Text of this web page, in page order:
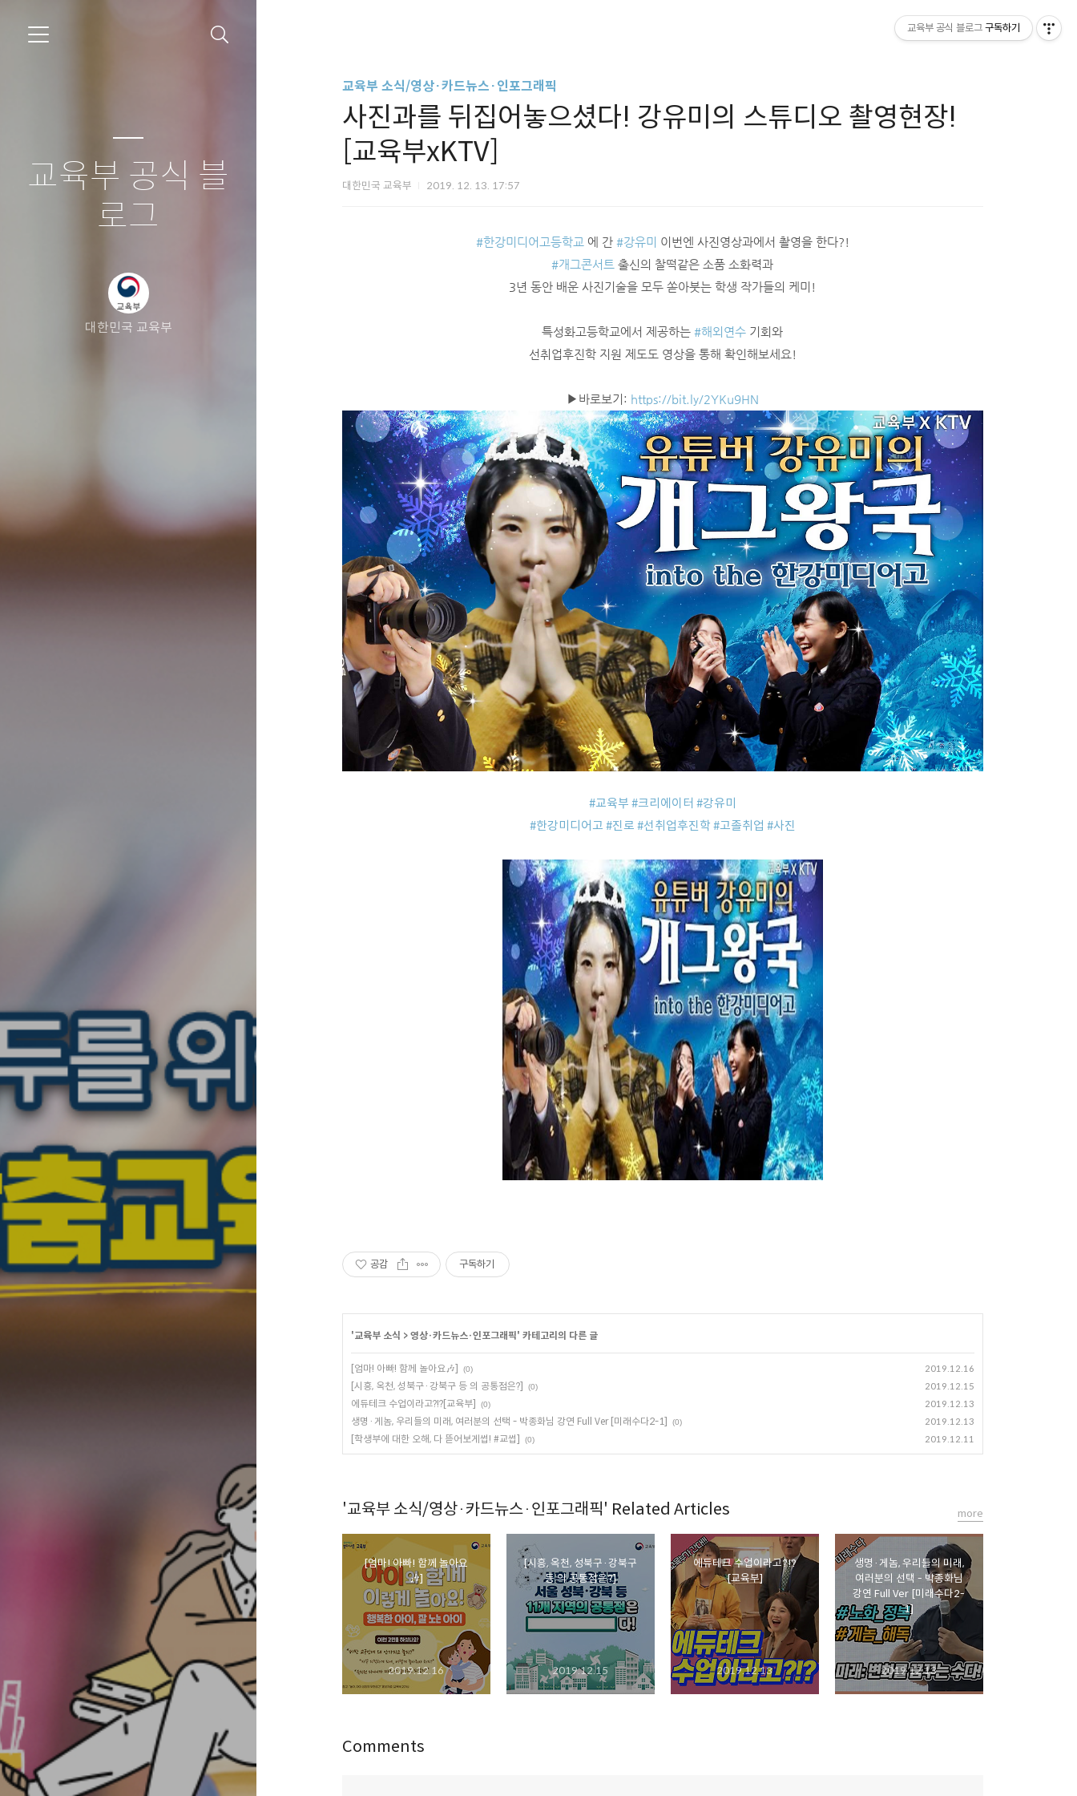
교육부 공식 블
로그
대한민국 교육부
교육부 소식/영상·카드뉴스·인포그래픽
사진과를 뒤집어놓으셨다! 강유미의 스튜디오 촬영현장!
[교육부xKTV]
대한민국 교육부 2019. 12. 13. 17:57
#한강미디어고등학교 에 간 #강유미 이번엔 사진영상과에서 촬영을 한다?!
#개그콘서트 출신의 찰떡같은 소품 소화력과
3년 동안 배운 사진기술을 모두 쏟아붓는 학생 작가들의 케미!
특성화고등학교에서 제공하는#해외연수 기회와
선취업후진학 지원 제도도 영상을 통해 확인해보세요!
▶바로보기: https://bit.ly/2YKu9HN
#교육부 #크리에이터 #강유미
#한강미디어고 #진로 #선취업후진학 #고졸취업 #사진
공감 구독하기
'교육부 소식 > 영상·카드뉴스·인포그래픽' 카테고리의 다른 글
[엄마! 아빠! 함께 놀아요🎶] (0) 2019.12.16
[시흥, 옥천, 성북구·강북구 등 의 공통점은?] (0) 2019.12.15
에듀테크 수업이라고?!?[교육부] (0) 2019.12.13
생명·게놈, 우리들의 미래, 여러분의 선택 - 박종화님 강연 Full Ver [미래수다2-1] (0) 2019.12.13
[학생부에 대한 오해, 다 뜯어보게썹! #교썹] (0) 2019.12.11
'교육부 소식/영상·카드뉴스·인포그래픽' Related Articles
[엄마! 아빠! 함께 놀아요
🎶]
2019.12.16
[시흥, 옥천, 성북구·강북구
등 의 공통점은?]
2019.12.15
에듀테크 수업이라고?!?
[교육부]
2019.12.13
생명·게놈, 우리들의 미래,
여러분의 선택 - 박종화님
강연 Full Ver [미래수다2-
1]
2019.12.13
more
Comments
교육부 공식 블로그 구독하기